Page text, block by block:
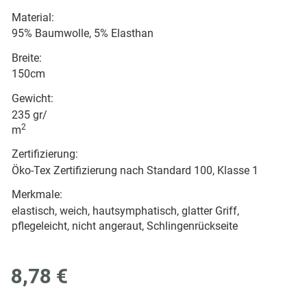
Material:
95% Baumwolle, 5% Elasthan
Breite:
150cm
Gewicht:
235 gr/
m2
Zertifizierung:
Öko-Tex Zertifizierung nach Standard 100, Klasse 1
Merkmale:
elastisch, weich, hautsymphatisch, glatter Griff,
pflegeleicht, nicht angeraut, Schlingenrückseite
8,78 €